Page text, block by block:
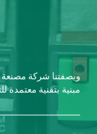
مبنية بتقنية معتمدة